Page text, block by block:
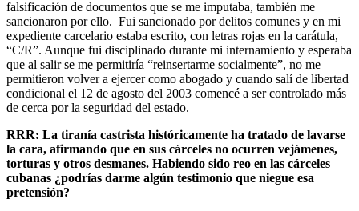
falsificación de documentos que se me imputaba, también me
sancionaron por ello. Fui sancionado por delitos comunes y en mi
expediente carcelario estaba escrito, con letras rojas en la carátula,
“C/R”. Aunque fui disciplinado durante mi internamiento y esperaba
que al salir se me permitiría “reinsertarme socialmente”, no me
permitieron volver a ejercer como abogado y cuando salí de libertad
condicional el 12 de agosto del 2003 comencé a ser controlado más
de cerca por la seguridad del estado.
RRR: La tiranía castrista históricamente ha tratado de lavarse
la cara, afirmando que en sus cárceles no ocurren vejámenes,
torturas y otros desmanes. Habiendo sido reo en las cárceles
cubanas ¿podrías darme algún testimonio que niegue esa
pretensión?